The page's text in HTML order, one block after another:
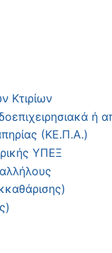
Κτιρίων
ή
(ΚΕ.Π.Α.)
ΥΠΕΞ